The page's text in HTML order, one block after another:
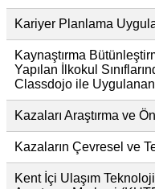
Kariyer Planlama
Kaynaştırma
Yapılan İlkokul
Classdojo ile
Kazaları Araştırma ve
Kazaların Çevresel ve
Kent İçi Ulaşım